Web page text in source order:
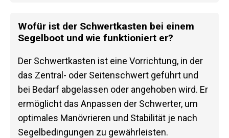
Wofür ist der Schwertkasten bei einem
Segelboot und wie funktioniert er?
Der Schwertkasten ist eine Vorrichtung, in der
das Zentral- oder Seitenschwert geführt und
bei Bedarf abgelassen oder angehoben wird. Er
ermöglicht das Anpassen der Schwerter, um
optimales Manövrieren und Stabilität je nach
Segelbedingungen zu gewährleisten.